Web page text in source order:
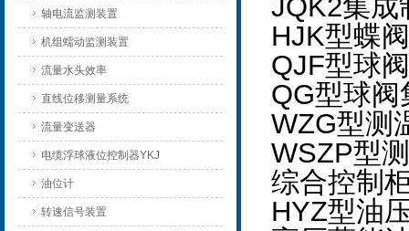
轴电流监测装置
机组蠕动监测装置
流量水头效率
直线位移测量系统
流量变送器
电缆浮球液位控制器YKJ
油位计
转速信号装置
JQK2集成
HJK型蝶
QJF型球
QG型球阀
WZG型测
WSZP型
综合控制
HYZ型油